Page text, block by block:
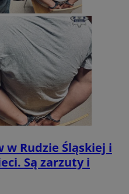
Rudzie Śląskiej i
Są zarzuty i